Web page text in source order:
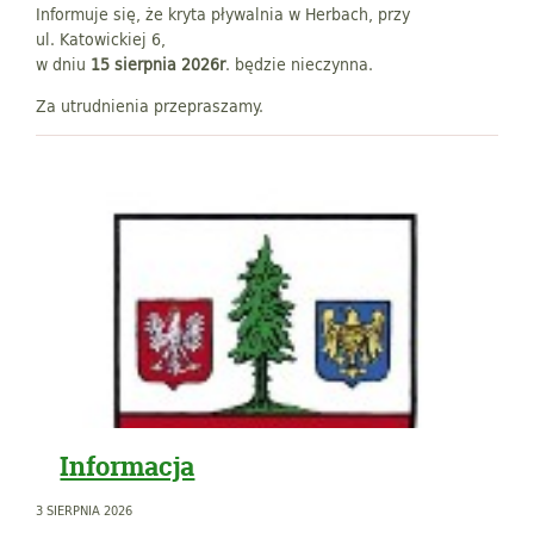
Informuje się, że kryta pływalnia w Herbach, przy
ul. Katowickiej 6,
w dniu 15 sierpnia 2026r. będzie nieczynna.
Za utrudnienia przepraszamy.
Informacja
3 SIERPNIA 2026